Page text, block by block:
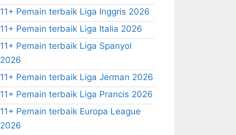
11+ Pemain terbaik Liga Inggris 2026
11+ Pemain terbaik Liga Italia 2026
11+ Pemain terbaik Liga Spanyol
2026
11+ Pemain terbaik Liga Jerman 2026
11+ Pemain terbaik Liga Prancis 2026
11+ Pemain terbaik Europa League
2026